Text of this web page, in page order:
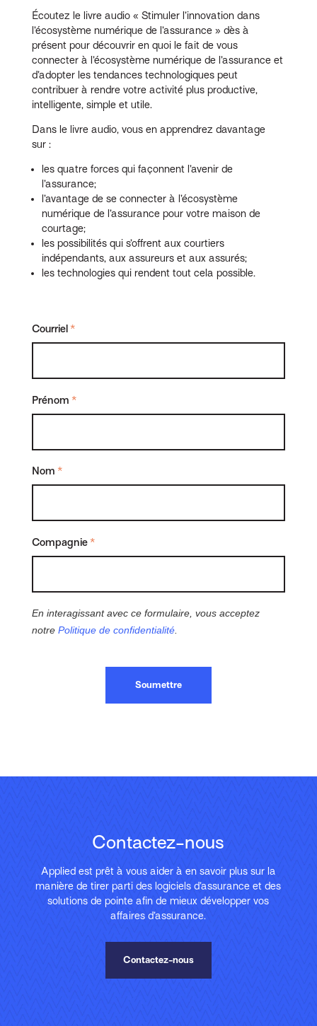
Écoutez le livre audio « Stimuler l’innovation dans
l’écosystème numérique de l’assurance » dès à
présent pour découvrir en quoi le fait de vous
connecter à l’écosystème numérique de l’assurance et
d’adopter les tendances technologiques peut
contribuer à rendre votre activité plus productive,
intelligente, simple et utile.
Dans le livre audio, vous en apprendrez davantage
sur :
les quatre forces qui façonnent l’avenir de
l’assurance;
l’avantage de se connecter à l’écosystème
numérique de l’assurance pour votre maison de
courtage;
les possibilités qui s’offrent aux courtiers
indépendants, aux assureurs et aux assurés;
les technologies qui rendent tout cela possible.
*
Courriel
*
Prénom
*
Nom
*
Compagnie
En interagissant avec ce formulaire, vous acceptez
notrePolitique de confidentialité.
Soumettre
Contactez-nous
Applied est prêt à vous aider à en savoir plus sur la
manière de tirer parti des logiciels d’assurance et des
solutions de pointe afin de mieux développer vos
affaires d’assurance.
Contactez-nous